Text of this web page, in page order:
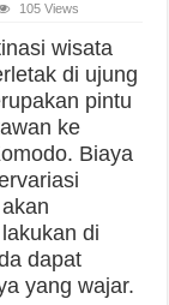
105 Views
wisata
di ujung
pintu
ke
Biaya
di
dapat
yang wajar.